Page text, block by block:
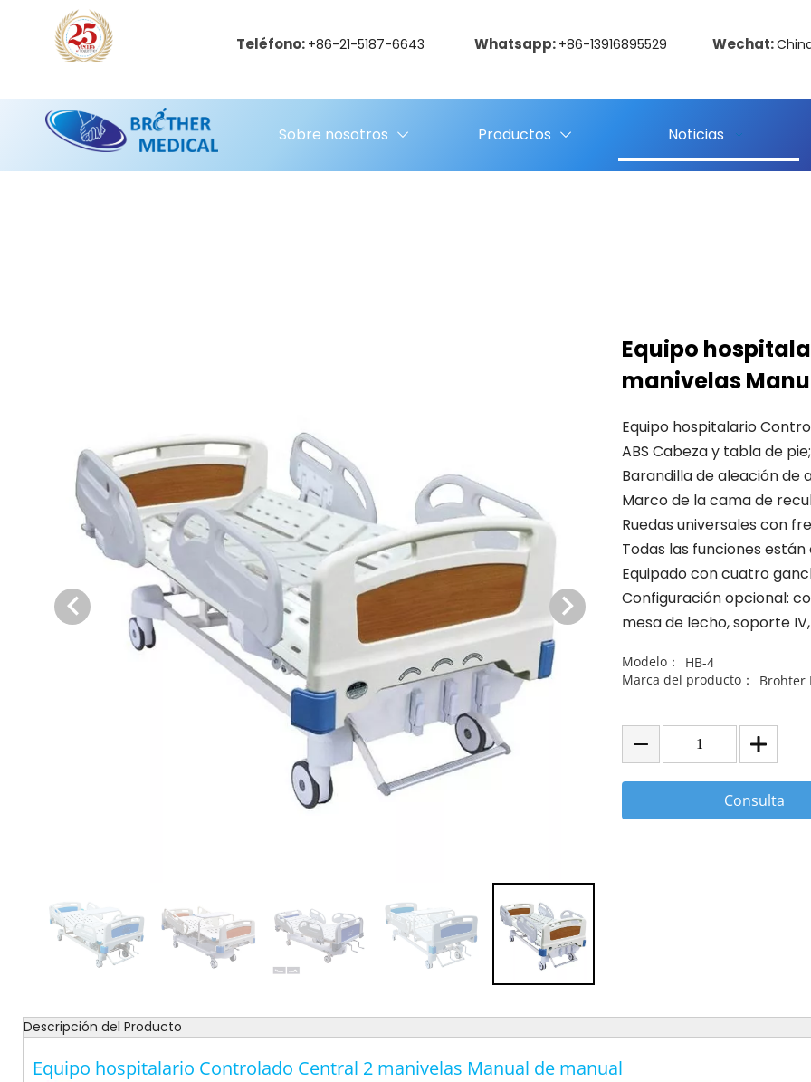
Teléfono: +86-21-5187-6643 Whatsapp: +86-13916895529 Wechat:
Sobre nosotros Productos Noticias
Equipo
manivelas
Equipo hospitalario
ABS Cabeza y tabla de pie;
Barandilla de aleación de
Marco de la cama de
Ruedas universales con
Todas las funciones
Equipado con cuatro
Configuración opcional:
mesa de lecho, soporte
Modelo：
HB-4
Marca del producto：
Brohter
Consulta
Descripción del Producto
Equipo hospitalario Controlado Central 2 manivelas Manual de manual